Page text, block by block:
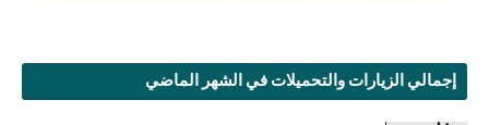
إجمالي الزيارات والتحميلات في الشهر الماضي